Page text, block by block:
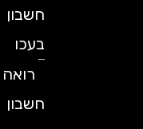
חשבון
בעכו
רואה
חשבון